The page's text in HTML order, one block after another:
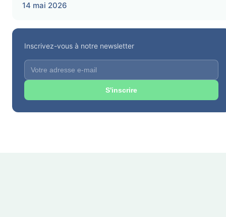
14 mai 2026
Inscrivez-vous à notre newsletter
S'inscrire